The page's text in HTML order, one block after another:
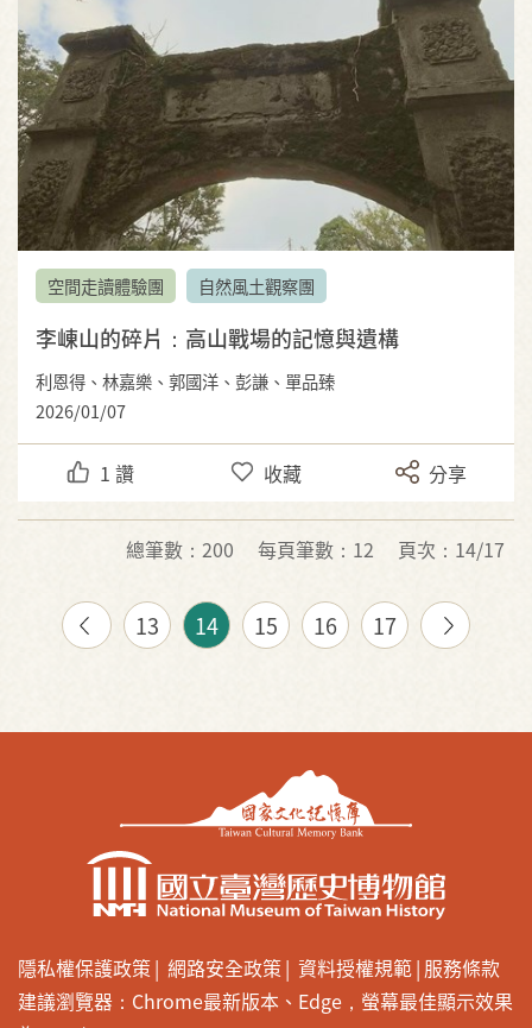
空間走讀體驗團 自然風土觀察團
李崠山的碎片：高山戰場的記憶與遺構
利恩得、林嘉樂、郭國洋、彭謙、單品臻
2026/01/07
1 讚 收藏 分享
總筆數：200 每頁筆數：12 頁次：14/17
13 14 15 16 17
隱私權保護政策 網路安全政策 資料授權規範 服務條款
建議瀏覽器：Chrome最新版本、Edge，螢幕最佳顯示效果